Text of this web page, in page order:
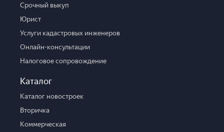
Срочный выкуп
Юрист
Услуги кадастровых инженеров
Онлайн-консультации
Налоговое сопровождение
Каталог
Каталог новостроек
Вторичка
Коммерческая